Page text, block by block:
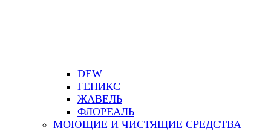
DEW
ГЕНИКС
ЖАВЕЛЬ
ФЛОРЕАЛЬ
МОЮЩИЕ И ЧИСТЯЩИЕ СРЕДСТВА